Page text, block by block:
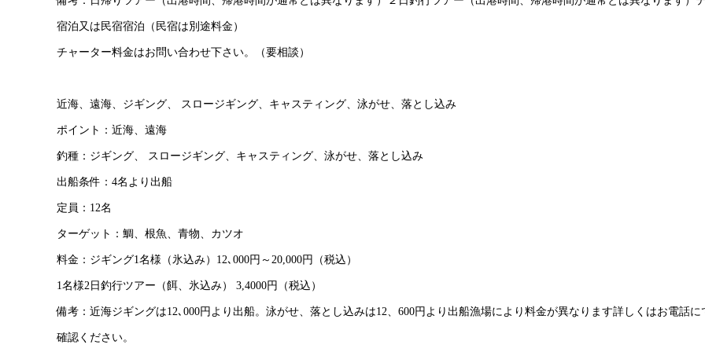
宿泊又は民宿宿泊（民宿は別途料金）
チャーター料金はお問い合わせ下さい。（要相談）
近海、遠海、ジギング、 スロージギング、キャスティング、泳がせ、落とし込み
ポイント：近海、遠海
釣種：ジギング、 スロージギング、キャスティング、泳がせ、落とし込み
出船条件：4名より出船
定員：12名
ターゲット：鯛、根魚、青物、カツオ
料金：ジギング1名様（氷込み）12､000円～20,000円（税込）
1名様2日釣行ツアー（餌、氷込み） 3,4000円（税込）
備考：近海ジギングは12､000円より出船。泳がせ、落とし込みは12、600円より出船漁場により料金が異なります詳しくはお電話に
確認ください。